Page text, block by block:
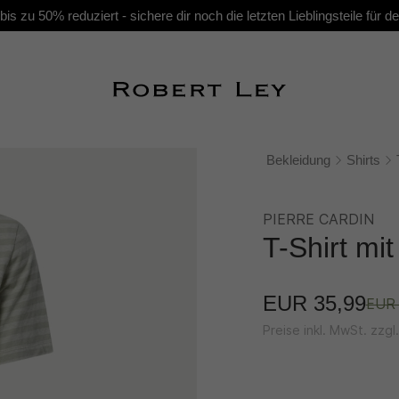
zu 50% reduziert - sichere dir noch die letzten Lieblingsteile für
Bekleidung Shirts
PIERRE CARDIN
T-Shirt
EUR 35,99EUR
Preise inkl. MwSt.